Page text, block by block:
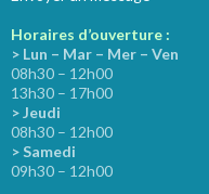
Horaires d’ouverture :
> Lun – Mar – Mer – Ven
08h30 – 12h00
13h30 – 17h00
> Jeudi
08h30 – 12h00
> Samedi
09h30 – 12h00